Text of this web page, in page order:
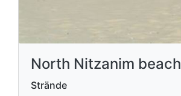
North Nitzanim beach
Strände